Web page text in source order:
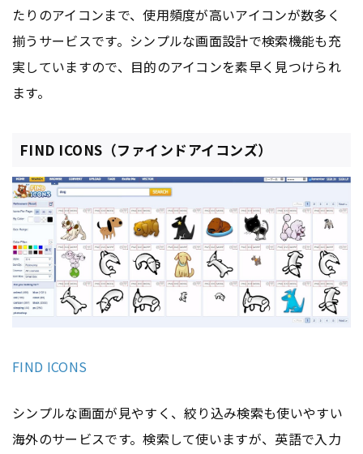
たりのアイコンまで、使用頻度が高いアイコンが数多く
揃うサービスです。シンプルな画面設計で検索機能も充
実していますので、目的のアイコンを素早く見つけられ
ます。
FIND ICONS（ファインドアイコンズ）
FIND ICONS
シンプルな画面が見やすく、絞り込み検索も使いやすい
海外のサービスです。検索して使いますが、英語で入力